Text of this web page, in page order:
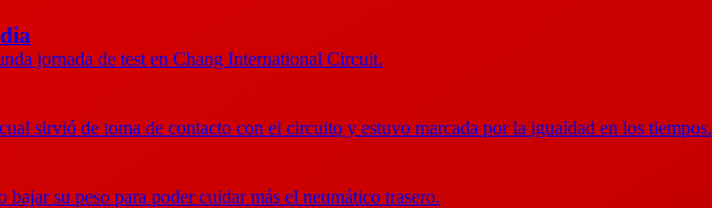
jornada de test en Chang International Circuit.
sirvió de toma de contacto con el circuito y estuvo marcada por la igualdad en los tiempos.
su peso para poder cuidar más el neumático trasero.